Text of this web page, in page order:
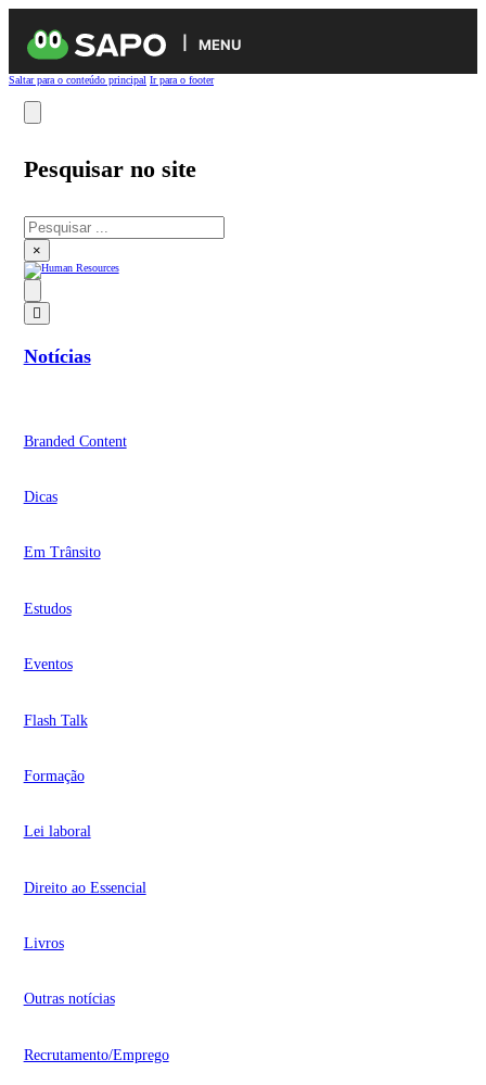
MENU
Saltar para o conteúdo principal Ir para o footer
Pesquisar no site
Pesquisar
×
Notícias
Branded Content
Dicas
Em Trânsito
Estudos
Eventos
Flash Talk
Formação
Lei laboral
Direito ao Essencial
Livros
Outras notícias
Recrutamento/Emprego